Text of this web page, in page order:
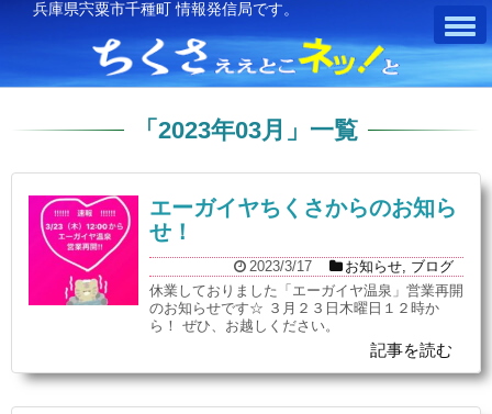
兵庫県宍粟市千種町 情報発信局です。
「 2023年03月 」 一覧
エーガイヤちくさからのお知ら
せ！
2023/3/17 お知らせ, ブログ
休業しておりました「エーガイヤ温泉」営業再開
のお知らせです☆ ３月２３日木曜日１２時か
ら！ ぜひ、お越しください。
記事を読む